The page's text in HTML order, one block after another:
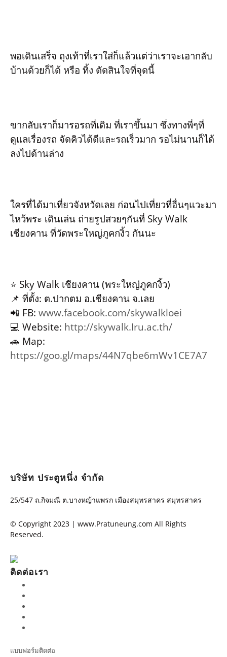
พอเดินเสร็จ ถุงเท้าที่เราใส่ก็แล้วแต่ว่าเราจะเอากลับ
บ้านด้วยก็ได้ หรือ ทิ้ง ตัดสินใจที่จุดนี้
ขากลับเราก็มารอรถที่เดิม ที่เราขึ้นมา ซึ่งทางพี่ๆที่
ดูแลเรื่องรถ จัดคิวได้ดีและรถเร็วมาก รอไม่นานก็ได้
ลงไปด้านล่าง
ใครที่ได้มาเที่ยวจังหวัดเลย ก่อนไปเที่ยวที่อื่นๆแวะมา
ไหว้พระ เดินเล่น ถ่ายรูปสวยๆกันที่ Sky Walk
เชียงคาน ที่วัดพระใหญ่ภูคกงิ้ว กันนะ
⭐️ Sky Walk เชียงคาน (พระใหญ่ภูคกงิ้ว)
📌 ที่ตั้ง: ต.ปากตม อ.เชียงคาน จ.เลย
📲 FB: www.facebook.com/skywalkloei
💻 Website: http://skywalk.Iru.ac.th/
🚗 Map:
https://goo.gl/maps/44N7qbe6mWv1CE7A7
บริษัท ประตูหนึ่ง จำกัด
25/547 ถ.กิจมณี ต.บางหญ้าแพรก เมืองสมุทรสาคร สมุทรสาคร
© Copyright 2023 | www.Pratuneung.com All Rights
Reserved.
ติดต่อเรา
แบบฟอร์มติดต่อ